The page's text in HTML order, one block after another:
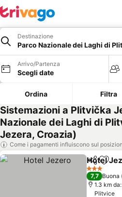
Destinazione
Parco Nazionale dei Laghi di
Arrivo/Partenza
Scegli date
Ordina Filtra
Sistemazioni a Plitvička
Nazionale dei Laghi di
Jezera, Croazia)
Come i pagamenti influiscono sul
Condividi
Hotel
3 Stelle
7,7 Buona
1.3 km
Plitvice